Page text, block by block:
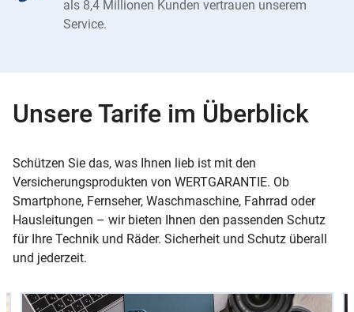
als 8,4 Millionen Kunden vertrauen unserem
Service.
Unsere Tarife im Überblick
Schützen Sie das, was Ihnen lieb ist mit den
Versicherungsprodukten von WERTGARANTIE. Ob
Smartphone, Fernseher, Waschmaschine, Fahrrad oder
Hausleitungen – wir bieten Ihnen den passenden Schutz
für Ihre Technik und Räder. Sicherheit und Schutz überall
und jederzeit.
Slider
Instructions